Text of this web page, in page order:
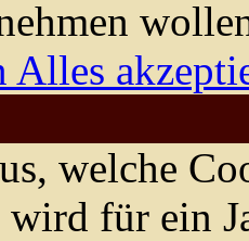
Alles
welche
für ein